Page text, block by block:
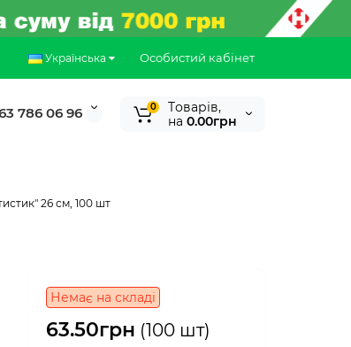
Особистий кабінет
Українська
786 06 96 0
Tоварів,
на 0.00грн
26 см, 100 шт
Немає на складі
63.50грн (100 шт)